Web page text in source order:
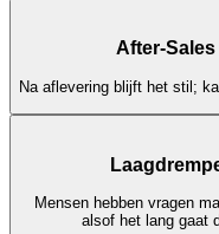
After-
Na aflevering blijft het stil;
Mensen hebben vragen
alsof het lang gaat